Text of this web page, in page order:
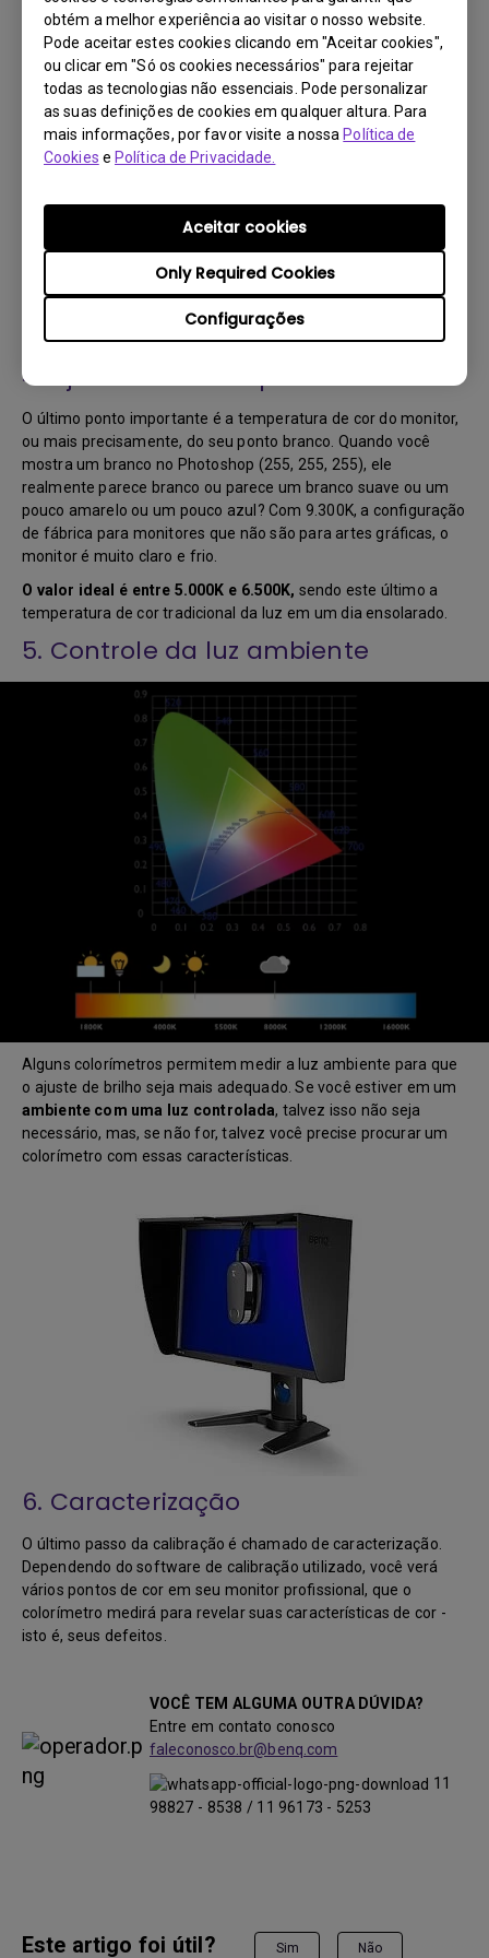
obtém a melhor experiência ao visitar o nosso website.
Pode aceitar estes cookies clicando em "Aceitar cookies",
ou clicar em "Só os cookies necessários" para rejeitar
todas as tecnologias não essenciais. Pode personalizar
as suas definições de cookies em qualquer altura. Para
mais informações, por favor visite a nossaPolítica de
Cookies ePolítica de Privacidade.
Configurações
Only Required Cookies
Aceitar cookies
monitores para desenho gráfico geralmente são ajustados
para 1,8 por padrão. Nesse caso, se o 2.2 não funcionar para
você, volte para o 1.8.
4. Ajustando a temperatura da cor
O último ponto importante é a temperatura de cor do monitor,
ou mais precisamente, do seu ponto branco. Quando você
mostra um branco no Photoshop (255, 255, 255), ele
realmente parece branco ou parece um branco suave ou um
pouco amarelo ou um pouco azul? Com 9.300K, a configuração
de fábrica para monitores que não são para artes gráficas, o
monitor é muito claro e frio.
O valor ideal é entre 5.000K e 6.500K, sendo este último a
temperatura de cor tradicional da luz em um dia ensolarado.
5. Controle da luz ambiente
Alguns colorímetros permitem medir a luz ambiente para que
o ajuste de brilho seja mais adequado. Se você estiver em um
ambiente com uma luz controlada, talvez isso não seja
necessário, mas, se não for, talvez você precise procurar um
colorímetro com essas características.
6. Caracterização
O último passo da calibração é chamado de caracterização.
Dependendo do software de calibração utilizado, você verá
vários pontos de cor em seu monitor profissional, que o
colorímetro medirá para revelar suas características de cor -
isto é, seus defeitos.
VOCÊ TEM ALGUMA OUTRA DÚVIDA?
Entre em contato conosco
faleconosco.br@benq.com
11
98827 - 8538 / 11 96173 - 5253
Este artigo foi útil? Sim Não